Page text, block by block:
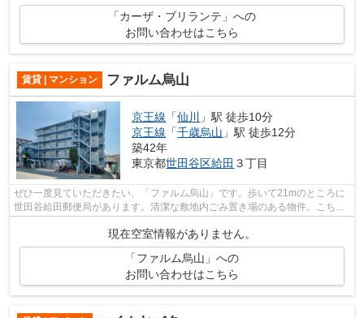
「カーザ・ブリランテ」への
お問い合わせはこちら
賃貸 | マンション ファルム烏山
京王線 「仙川
」駅 徒歩10分
京王線 「千歳烏山 」駅 徒歩12分
築42年
東京都世田谷区給田 ３丁目
ぜひ一度見ていただきたい、「ファルム烏山」です。歩いて21mのところに
世田谷給田郵便局があります。清潔な敷地内ごみ置き場のある物件。こちら
現在空室情報がありません。
「ファルム烏山」への
お問い合わせはこちら